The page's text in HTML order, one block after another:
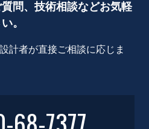
問、技術相談などお気軽
。
計者が直接ご相談に応じま